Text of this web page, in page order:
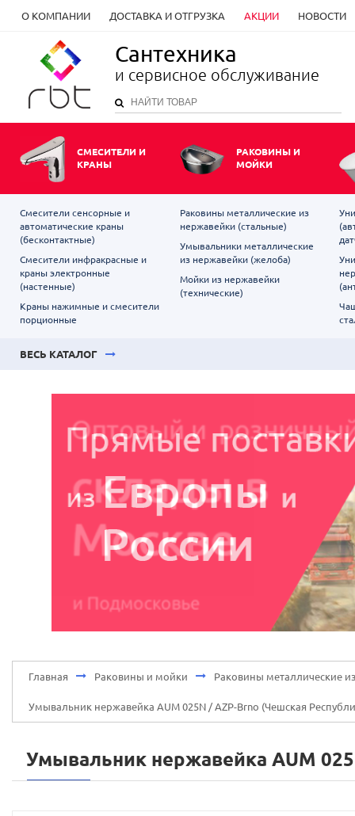
О КОМПАНИИ ДОСТАВКА И ОТГРУЗКА АКЦИИ НОВОСТИ
Сантехника
и сервисное обслуживание
СМЕСИТЕЛИ И
КРАНЫ
РАКОВИНЫ И
МОЙКИ
Смесители сенсорные и
автоматические краны
(бесконтактные)
Смесители инфракрасные и
краны электронные
(настенные)
Краны нажимные и смесители
порционные
Раковины металлические из
нержавейки (стальные)
Умывальники металлические
из нержавейки (желоба)
Мойки из нержавейки
(технические)
ВЕСЬ КАТАЛОГ
Главная Раковины и мойки Раковины металлические
Умывальник нержавейка AUM 025N / AZP-Brno (Чешская
Умывальник нержавейка AUM